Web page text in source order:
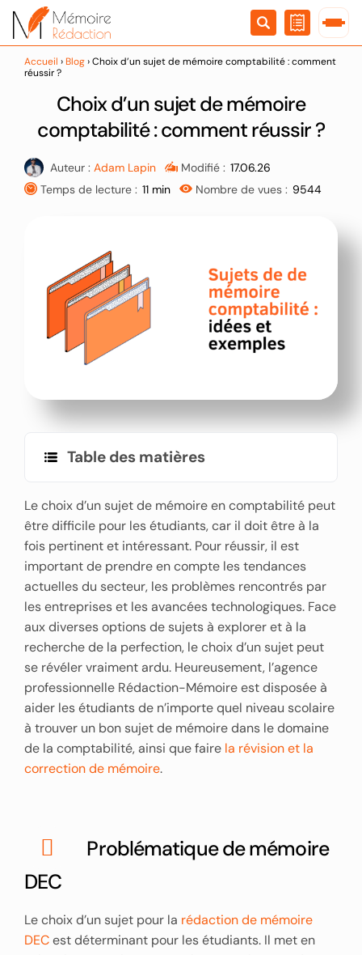
Passer
contenu
Accueil › Blog›Choix d’un sujet de mémoire comptabilité : comment
réussir ?
Choix d’un sujet de mémoire
comptabilité : comment réussir ?
Auteur : Adam Lapin Modifié : 17.06.26
Temps de lecture : 11 min Nombre de vues : 9544
Table des matières
Le choix d’un sujet de mémoire en comptabilité peut
être difficile pour les étudiants, car il doit être à la
fois pertinent et intéressant. Pour réussir, il est
important de prendre en compte les tendances
actuelles du secteur, les problèmes rencontrés par
les entreprises et les avancées technologiques. Face
aux diverses options de sujets à explorer et à la
recherche de la perfection, le choix d’un sujet peut
se révéler vraiment ardu. Heureusement, l’agence
professionnelle Rédaction-Mémoire est disposée à
aider les étudiants de n’importe quel niveau scolaire
à trouver un bon sujet de mémoire dans le domaine
de la comptabilité, ainsi que faire la révision et la
correction de mémoire.
Problématique de mémoire
DEC
Le choix d’un sujet pour la rédaction de mémoire
DECest déterminant pour les étudiants. Il met en